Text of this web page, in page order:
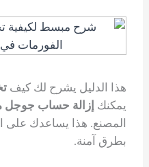
هذا الدليل يشرح لك كيف
يمكنك إزالة حساب جوجل
المصنع. هذا يساعدك على
بطرق آمنة.